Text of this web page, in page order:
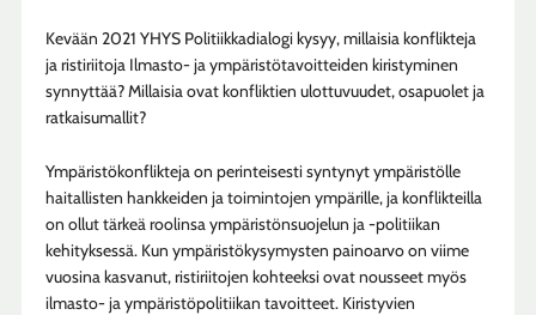
Kevään 2021 YHYS Politiikkadialogi kysyy, millaisia konflikteja
ja ristiriitoja Ilmasto- ja ympäristötavoitteiden kiristyminen
synnyttää? Millaisia ovat konfliktien ulottuvuudet, osapuolet ja
ratkaisumallit?
Ympäristökonflikteja on perinteisesti syntynyt ympäristölle
haitallisten hankkeiden ja toimintojen ympärille, ja konflikteilla
on ollut tärkeä roolinsa ympäristönsuojelun ja -politiikan
kehityksessä. Kun ympäristökysymysten painoarvo on viime
vuosina kasvanut, ristiriitojen kohteeksi ovat nousseet myös
ilmasto- ja ympäristöpolitiikan tavoitteet. Kiristyvien